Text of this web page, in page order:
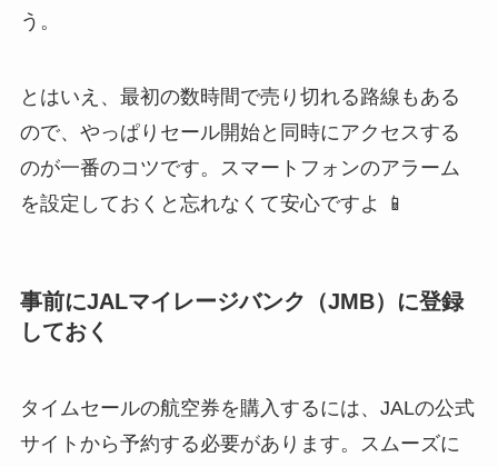
う。
とはいえ、最初の数時間で売り切れる路線もある
ので、やっぱりセール開始と同時にアクセスする
のが一番のコツです。スマートフォンのアラーム
を設定しておくと忘れなくて安心ですよ 📱
事前にJALマイレージバンク（JMB）に登録
しておく
タイムセールの航空券を購入するには、JALの公式
サイトから予約する必要があります。スムーズに